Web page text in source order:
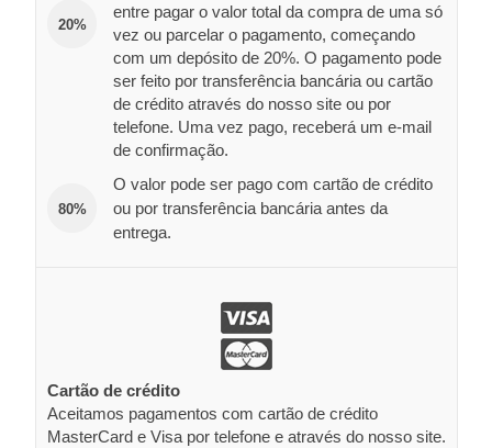
20%
entre pagar o valor total da compra de uma só
vez ou parcelar o pagamento, começando
com um depósito de 20%. O pagamento pode
ser feito por transferência bancária ou cartão
de crédito através do nosso site ou por
telefone. Uma vez pago, receberá um e-mail
de confirmação.
80%
O valor pode ser pago com cartão de crédito
ou por transferência bancária antes da
entrega.
Cartão de crédito
Aceitamos pagamentos com cartão de crédito
MasterCard e Visa por telefone e através do nosso site.